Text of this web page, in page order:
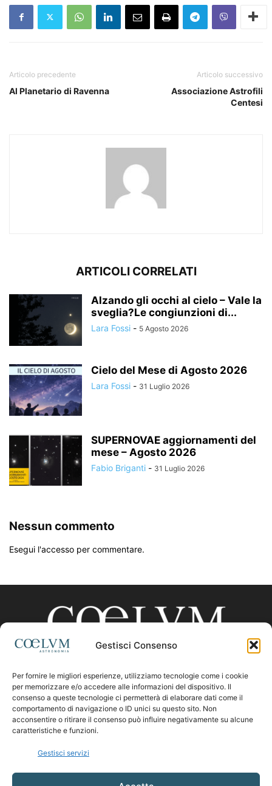
Gestisci Consenso
Per fornire le migliori esperienze, utilizziamo tecnologie come i cookie
per memorizzare e/o accedere alle informazioni del dispositivo. Il
consenso a queste tecnologie ci permetterà di elaborare dati come il
comportamento di navigazione o ID unici su questo sito. Non
acconsentire o ritirare il consenso può influire negativamente su alcune
caratteristiche e funzioni.
Gestisci servizi
Articolo precedente
Al Planetario di Ravenna
Articolo successivo
Associazione Astrofili
Centesi
ARTICOLI CORRELATI
Alzando gli occhi al cielo – Vale la
sveglia?Le congiunzioni di...
Lara Fossi - 5 Agosto 2026
Cielo del Mese di Agosto 2026
Lara Fossi - 31 Luglio 2026
SUPERNOVAE aggiornamenti del
mese – Agosto 2026
Fabio Briganti - 31 Luglio 2026
Nessun commento
Esegui l'accesso per commentare.
CHI SIAMO
Contattaci:coelumastro@coelum.com